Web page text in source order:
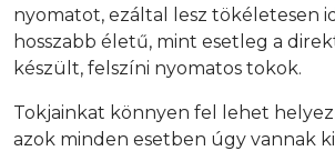
nyomatot, ezáltal lesz tökéletesen
hosszabb életű, mint esetleg a
készült, felszíni nyomatos tokok.
Tokjainkat könnyen fel lehet
azok minden esetben úgy vannak